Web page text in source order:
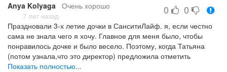
Профессионализм персонала
Хотелось бы по дешевле, но качество того стоит. Да и не
дороже чем у других
Anya Kolyaga Очень хорошо
7 лет назад 0 0
Праздновали 3-х летие дочки в СанситиЛайф. я, если честно
сама не знала чего я хочу. Главное для меня было, чтобы
понравилось дочке и было весело. Поэтому, когда Татьяна
(потом узнала,что это директор) предложила отметить
тематическое день рождении, сразу согласилась. Выбрали
Показать полностью...